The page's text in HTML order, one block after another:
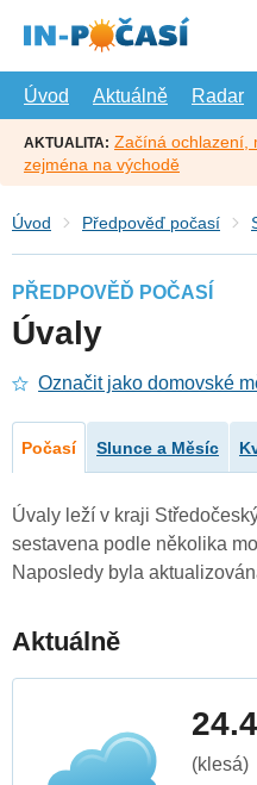
hlavní
Úvod
Aktuálně Radar
AKTUALITA: Začíná ochlazení,
zejména na východě
Úvod Předpověď počasí
PŘEDPOVĚĎ POČASÍ
Úvaly
Označit jako domovské
Počasí Slunce a Měsíc
Úvaly leží v kraji
sestavena podle několika
Naposledy byla
Aktuálně
(klesá)